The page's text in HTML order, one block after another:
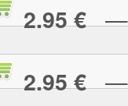
2.95 €—
2.95 €—